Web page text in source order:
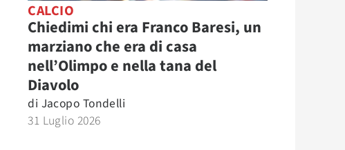
CALCIO
Chiedimi chi era Franco Baresi, un
marziano che era di casa
nell’Olimpo e nella tana del
Diavolo
di Jacopo Tondelli
31 Luglio 2026